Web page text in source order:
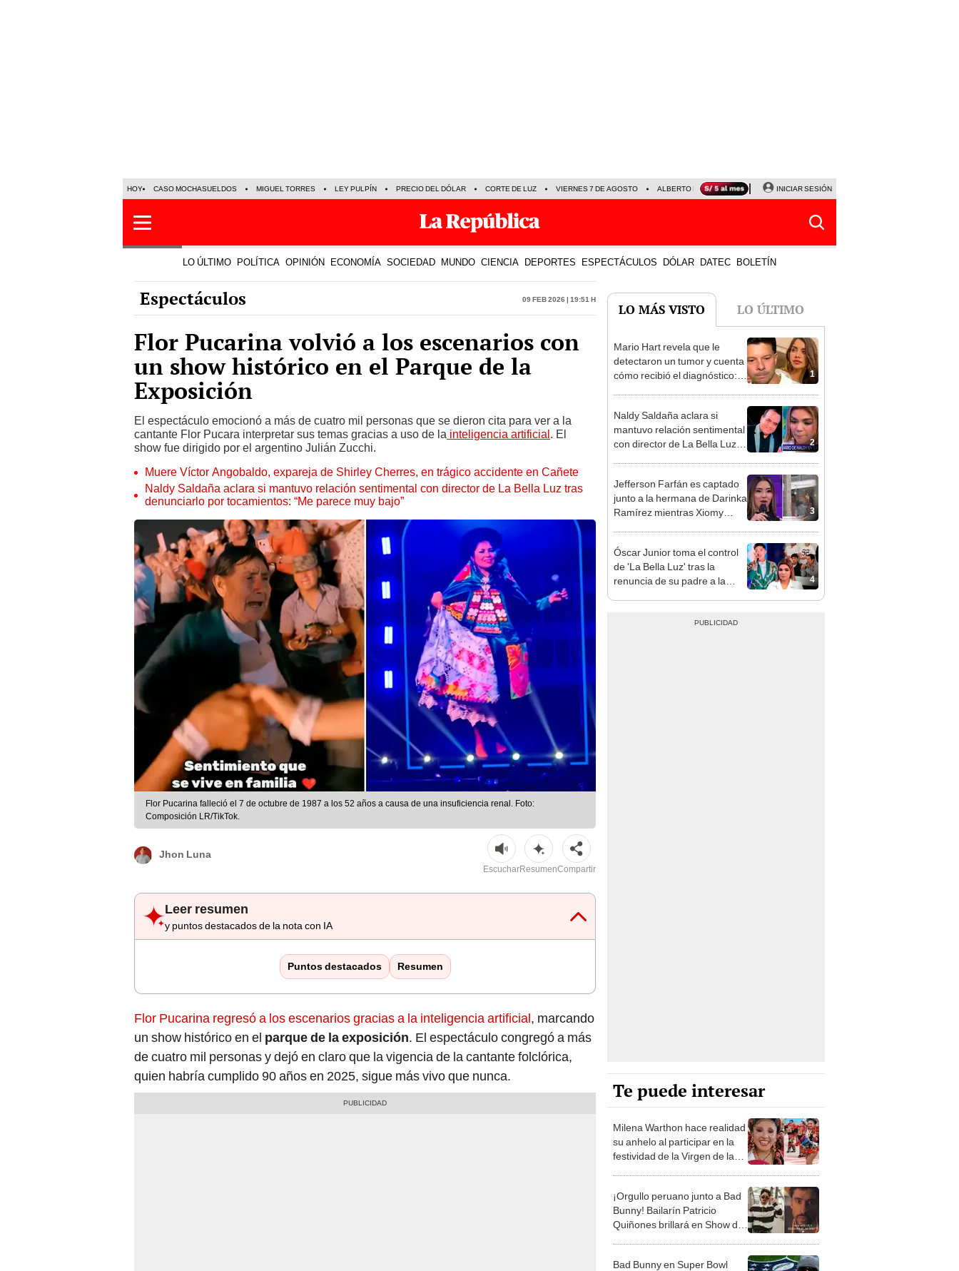
HOY CASO MOCHASUELDOS MIGUEL TORRES LEY PULPÍN PRECIO DEL DÓLAR CORTE DE LUZ VIERNES 7 DE AGOSTO ALBERTO BENAVIDES NALDY SALDAÑA
INICIAR SESIÓN
LO ÚLTIMO POLÍTICA OPINIÓN ECONOMÍA SOCIEDAD MUNDO CIENCIA DEPORTES ESPECTÁCULOS DÓLAR DATEC BOLETÍN
Espectáculos 09 Feb 2026 | 19:51 h
Flor Pucarina volvió a los escenarios con
un show histórico en el Parque de la
Exposición
El espectáculo emocionó a más de cuatro mil personas que se dieron cita para ver a la
cantante Flor Pucara interpretar sus temas gracias a uso de la inteligencia artificial. El
show fue dirigido por el argentino Julián Zucchi.
Muere Víctor Angobaldo, expareja de Shirley Cherres, en trágico accidente en Cañete
Naldy Saldaña aclara si mantuvo relación sentimental con director de La Bella Luz tras
denunciarlo por tocamientos: “Me parece muy bajo”
Flor Pucarina falleció el 7 de octubre de 1987 a los 52 años a causa de una insuficiencia renal. Foto:
Composición LR/TikTok.
Jhon Luna
EscucharResumenCompartir
Leer resumen
y puntos destacados de la nota con IA
Puntos destacados Resumen
Flor Pucarina regresó a los escenarios gracias a la inteligencia artificial, marcando
un show histórico en el parque de la exposición. El espectáculo congregó a más
de cuatro mil personas y dejó en claro que la vigencia de la cantante folclórica,
quien habría cumplido 90 años en 2025, sigue más vivo que nunca.
LO MÁS VISTO LO ÚLTIMO
1
Mario Hart revela que le
detectaron un tumor y cuenta
cómo recibió el diagnóstico:
2
Naldy Saldaña aclara si
mantuvo relación sentimental
con director de La Bella Luz
bajo”
3
Jefferson Farfán es captado
junto a la hermana de Darinka
Ramírez mientras Xiomy
4
Óscar Junior toma el control
de 'La Bella Luz' tras la
renuncia de su padre a la
Te puede interesar
Milena Warthon hace realidad
su anhelo al participar en la
festividad de la Virgen de la
¡Orgullo peruano junto a Bad
Bunny! Bailarín Patricio
Quiñones brillará en Show del
Bad Bunny en Super Bowl